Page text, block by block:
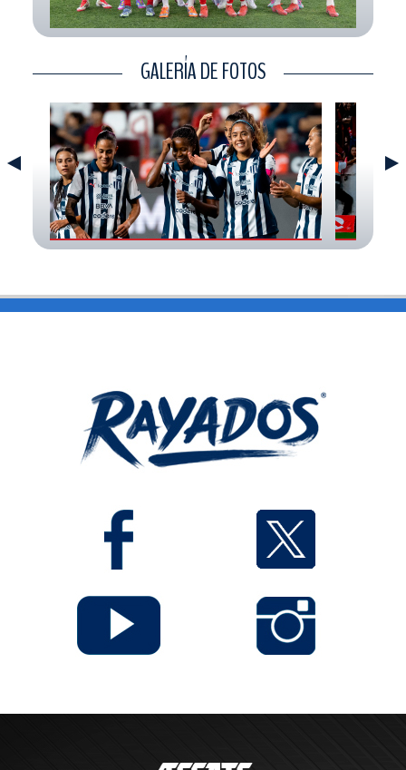
CONTACTO
GALERÍA DE FOTOS